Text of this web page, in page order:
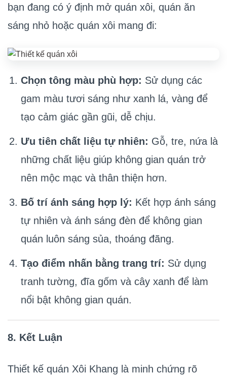
bạn đang có ý định mở quán xôi, quán ăn
sáng nhỏ hoặc quán xôi mang đi:
Chọn tông màu phù hợp: Sử dụng các
gam màu tươi sáng như xanh lá, vàng để
tạo cảm giác gần gũi, dễ chịu.
Ưu tiên chất liệu tự nhiên: Gỗ, tre, nứa là
những chất liệu giúp không gian quán trở
nên mộc mạc và thân thiện hơn.
Bố trí ánh sáng hợp lý: Kết hợp ánh sáng
tự nhiên và ánh sáng đèn để không gian
quán luôn sáng sủa, thoáng đãng.
Tạo điểm nhấn bằng trang trí: Sử dụng
tranh tường, đĩa gốm và cây xanh để làm
nổi bật không gian quán.
8. Kết Luận
Thiết kế quán Xôi Khang là minh chứng rõ